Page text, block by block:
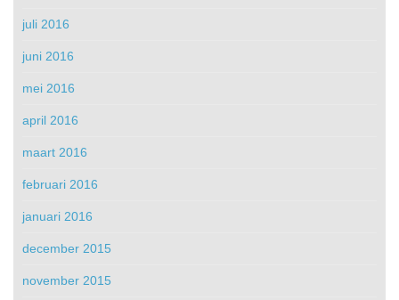
juli 2016
juni 2016
mei 2016
april 2016
maart 2016
februari 2016
januari 2016
december 2015
november 2015